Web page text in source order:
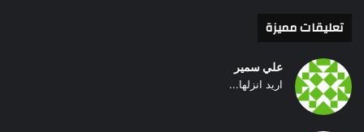
تعليقات مميزة
علي سمير
اريد انزلها...